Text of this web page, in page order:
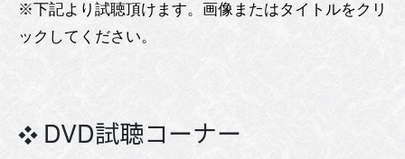
※下記より試聴頂けます。画像またはタイトルをクリ
ックしてください。
DVD試聴コーナー